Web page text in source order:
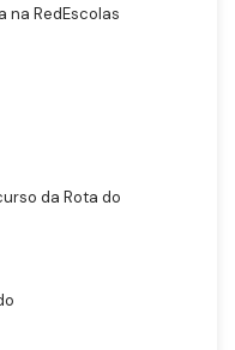
na RedEscolas
da Rota do